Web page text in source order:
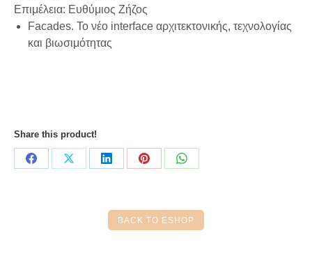
Επιμέλεια: Ευθύμιος Ζήζος
Facades. Το νέο interface αρχιτεκτονικής, τεχνολογίας
και βιωσιμότητας
Share this product!
Share
Share
Share
LinkedIn
Share
Pinterest
Share
WhatsApp
BACK TO ESHOP